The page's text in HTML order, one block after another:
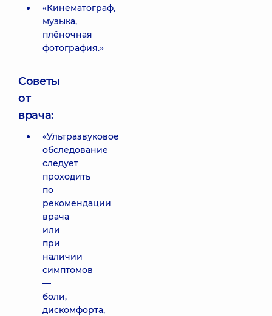
«Кинематограф,
музыка,
плёночная
фотография.»
Советы
от
врача:
«Ультразвуковое
обследование
следует
проходить
по
рекомендации
врача
или
при
наличии
симптомов
—
боли,
дискомфорта,